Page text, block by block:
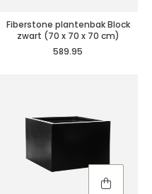
Fiberstone plantenbak Block
zwart (70 x 70 x 70 cm)
589.95